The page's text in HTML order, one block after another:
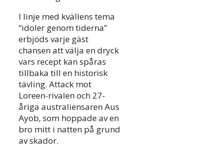
I linje med kvällens tema
“idoler genom tiderna”
erbjöds varje gäst
chansen att välja en dryck
vars recept kan spåras
tillbaka till en historisk
tävling. Attack mot
Loreen-rivalen och 27-
åriga australiensaren Aus
Ayob, som hoppade av en
bro mitt i natten på grund
av skador.